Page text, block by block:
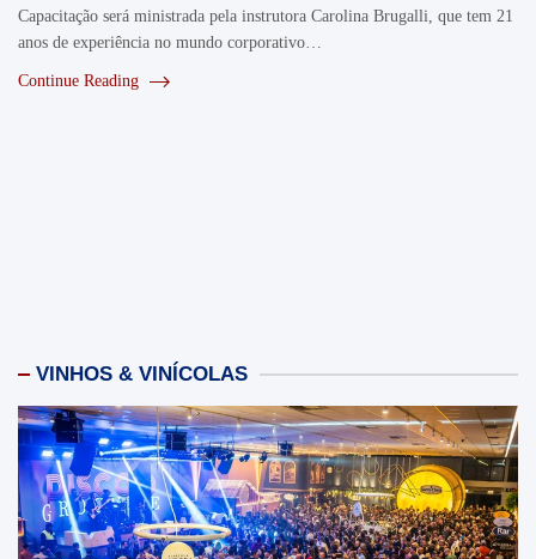
Capacitação será ministrada pela instrutora Carolina Brugalli, que tem 21
anos de experiência no mundo corporativo…
Continue Reading
VINHOS & VINÍCOLAS